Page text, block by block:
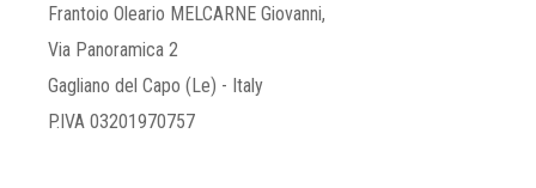
Frantoio Oleario MELCARNE Giovanni,
Via Panoramica 2
Gagliano del Capo (Le) - Italy
P.IVA 03201970757